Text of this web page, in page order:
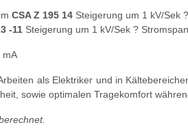
CSA Z 195 14 Steigerung um 1 kV/Sek
-11 Steigerung um 1 kV/Sek ?
mA
als Elektriker und in
sowie optimalen Tragekomfort